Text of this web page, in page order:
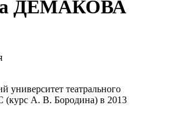
ДЕМАКОВА
университет театрального
А. В. Бородина) в 2013